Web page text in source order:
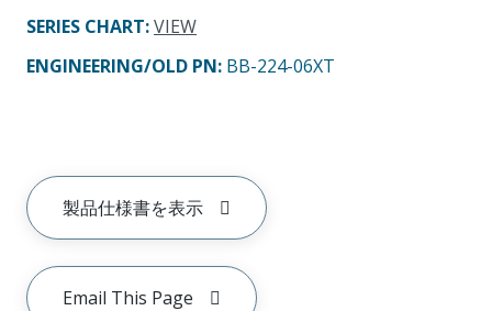
SERIES CHART:VIEW
ENGINEERING/OLD PN: BB-224-06XT
製品仕様書を表示
Email This Page